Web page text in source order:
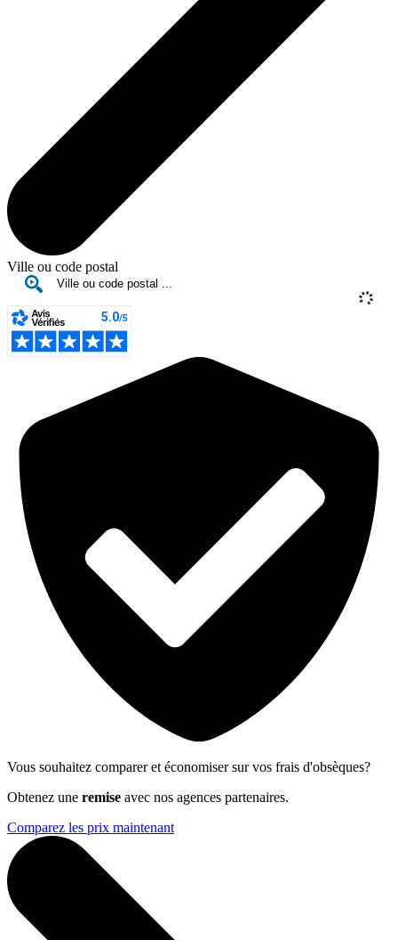
Ville ou code postal
Vous souhaitez comparer et économiser sur vos frais d'obsèques?
Obtenez une remise avec nos agences partenaires.
Comparez les prix maintenant